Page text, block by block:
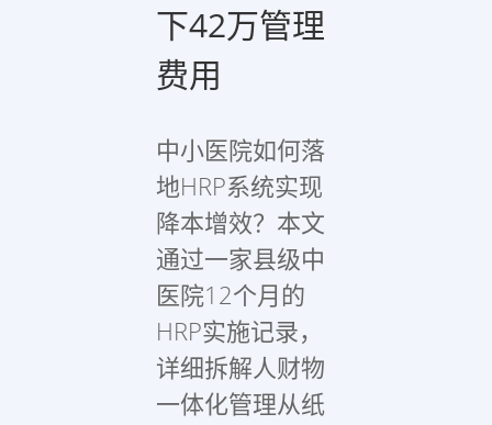
下42万管理
费用
中小医院如何落
地HRP系统实现
降本增效？本文
通过一家县级中
医院12个月的
HRP实施记录，
详细拆解人财物
一体化管理从纸